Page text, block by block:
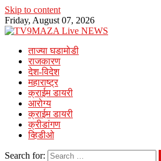
Skip to content
Friday, August 07, 2026
ताज्या घडामोडी
राजकारण
देश-विदेश
महाराष्ट्र
क्राईम डायरी
आरोग्य
क्राईम डायरी
क्रीडांगण
व्हिडीओ
Search for: